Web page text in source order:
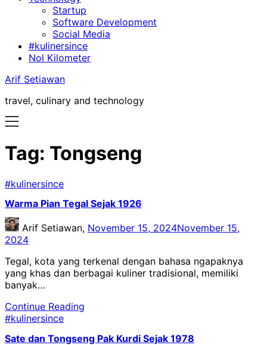
Startup
Software Development
Social Media
#kulinersince
Nol Kilometer
Arif Setiawan
travel, culinary and technology
Tag: Tongseng
#kulinersince
Warma Pian Tegal Sejak 1926
Arif Setiawan, November 15, 2024November 15,
2024
Tegal, kota yang terkenal dengan bahasa ngapaknya
yang khas dan berbagai kuliner tradisional, memiliki
banyak…
Continue Reading
#kulinersince
Sate dan Tongseng Pak Kurdi Sejak 1978